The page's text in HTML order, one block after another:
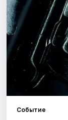
Рейтинги
Событие